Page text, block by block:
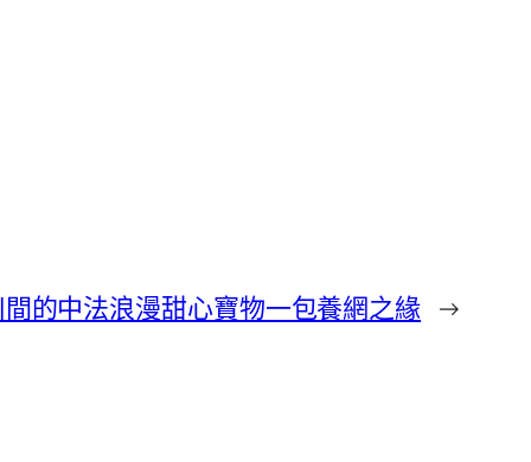
的中法浪漫甜心寶物一包養網之緣 →